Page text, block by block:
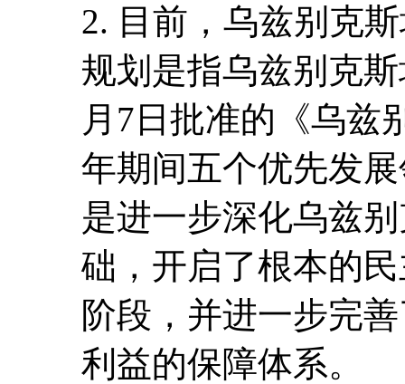
2. 目前，乌兹别克
规划是指乌兹别克
月7日批准的《乌兹
年期间五个优先发
是进一步深化乌兹
础，开启了根本的
阶段，并进一步完
利益的保障体系。